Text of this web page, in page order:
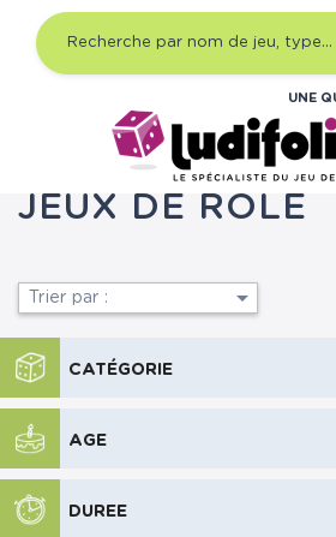
UNE
Jeux de rôle
JEUX DE RÔLE
Trier par : 
CATÉGORIE
AGE
DUREE